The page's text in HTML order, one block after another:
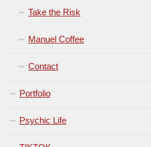
Take the Risk
Manuel Coffee
Contact
Portfolio
Psychic Life